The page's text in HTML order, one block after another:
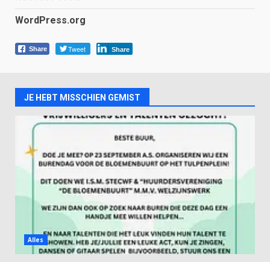
WordPress.org
Share Tweet Share
JE HEBT MISSCHIEN GEMIST
Alles